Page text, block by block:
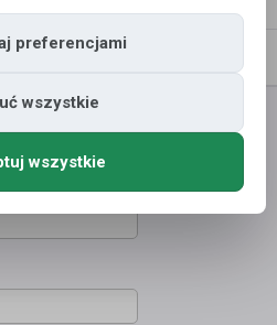
wiadomość
kanar krajan
preferencjami
wszystkie
wszystkie